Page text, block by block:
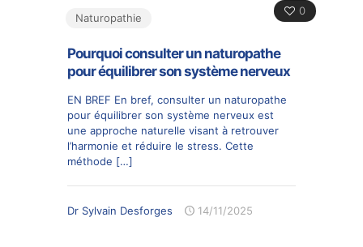
0
Naturopathie
Pourquoi consulter un naturopathe
pour équilibrer son système nerveux
EN BREF En bref, consulter un naturopathe
pour équilibrer son système nerveux est
une approche naturelle visant à retrouver
l’harmonie et réduire le stress. Cette
méthode […]
Dr Sylvain Desforges 14/11/2025